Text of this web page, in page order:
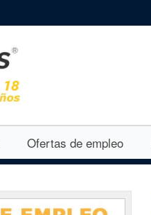
Ofertas de empleo